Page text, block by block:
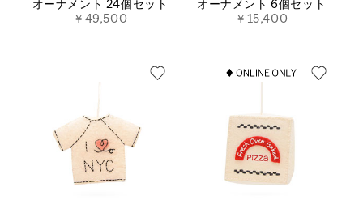
オーナメント 24個セット
￥49,500
オーナメント 6個セット
￥15,400